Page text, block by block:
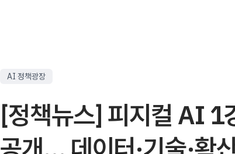
AI 정책광장
[정책뉴스] 피지컬 AI 1